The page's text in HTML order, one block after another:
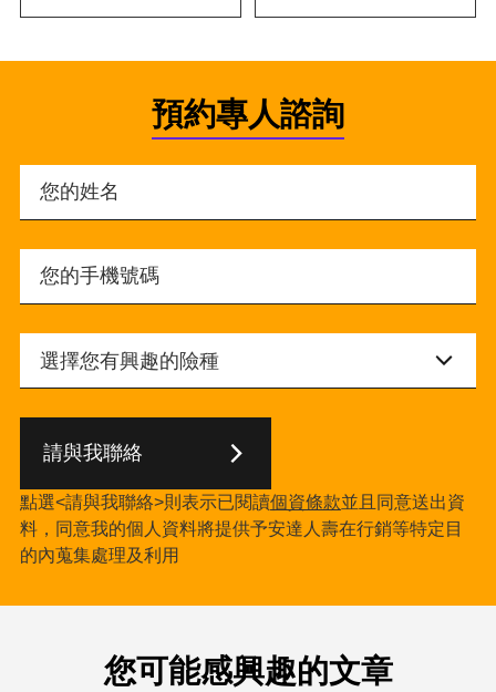
預約專人諮詢
請與我聯絡
點選<請與我聯絡>則表示已閱讀個資條款並且同意送出資
料，同意我的個人資料將提供予安達人壽在行銷等特定目
的內蒐集處理及利用
您可能感興趣的文章